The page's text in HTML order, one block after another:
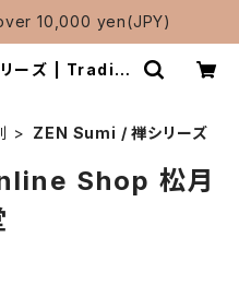
10,000 yen(JPY)
ーズ | Traditi
ZEN Sumi / 禅シリーズ
Shop 松月